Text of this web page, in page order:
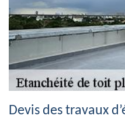
Devis des travaux